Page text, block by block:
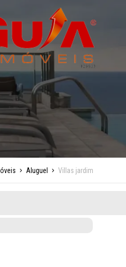
Aluguel Villas jardim